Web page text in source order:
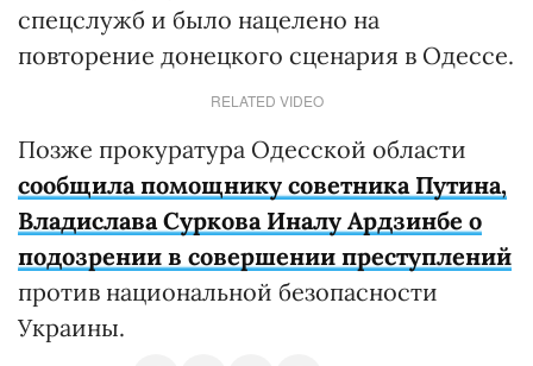
спецслужб и было нацелено на
повторение донецкого сценария в Одессе.
RELATED VIDEO
Позже прокуратура Одесской области
сообщила помощнику советника Путина,
Владислава Суркова Иналу Ардзинбе о
подозрении в совершении преступлений
против национальной безопасности
Украины.